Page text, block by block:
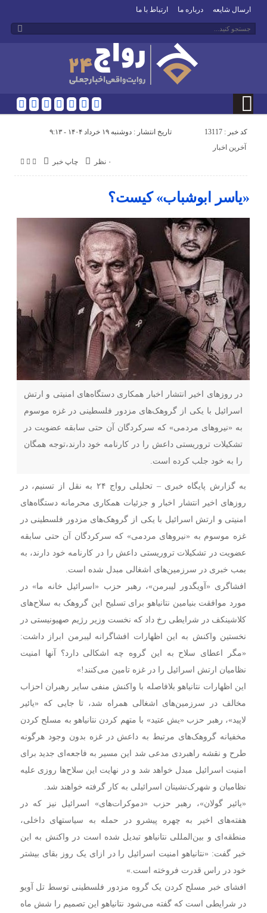
ارسال شایعه درباره ما ارتباط با ما
کد خبر : 13117 تاریخ انتشار : دوشنبه ۱۹ خرداد ۱۴۰۴ - ۹:۱۳
چاپ خبر ۰ نظر
آخرین اخبار
«یاسر ابوشباب» کیست؟
در روزهای اخیر انتشار اخبار همکاری دستگاه‌های امنیتی و ارتش
اسرائیل با یکی از گروهک‌های مزدور فلسطینی در غزه موسوم
به «نیروهای مردمی» که سرکردگان آن حتی سابقه عضویت در
تشکیلات تروریستی داعش را در کارنامه خود دارند،توجه همگان
را به خود جلب کرده است.
به گزارش پایگاه خبری – تحلیلی رواج ۲۴ به نقل از تسنیم، در
روزهای اخیر انتشار اخبار و جزئیات همکاری محرمانه دستگاه‌های
امنیتی و ارتش اسرائیل با یکی از گروهک‌های مزدور فلسطینی در
غزه موسوم به «نیروهای مردمی» که سرکردگان آن حتی سابقه
عضویت در تشکیلات تروریستی داعش را در کارنامه خود دارند، به
بمب خبری در سرزمین‌های اشغالی مبدل شده است.
افشاگری «آویگدور لیبرمن»، رهبر حزب «اسرائیل خانه ما» در
مورد موافقت بنیامین نتانیاهو برای تسلیح این گروهک به سلاح‌های
کلاشینکف در شرایطی رخ داد که نخست وزیر رژیم صهیونیستی در
نخستین واکنش به این اظهارات افشاگرانه لیبرمن ابراز داشت:
«مگر اعطای سلاح به این گروه چه اشکالی دارد؟ آنها امنیت
نظامیان ارتش اسرائیل را در غزه تامین می‌کنند!»
این اظهارات نتانیاهو بلافاصله با واکنش منفی سایر رهبران احزاب
مخالف در سرزمین‌های اشغالی همراه شد، تا جایی که «یائیر
لاپید»، رهبر حزب «یش عتید» با متهم کردن نتانیاهو به مسلح کردن
مخفیانه گروهک‌های مرتبط به داعش در غزه بدون وجود هرگونه
طرح و نقشه راهبردی مدعی شد این مسیر به فاجعه‌ای جدید برای
امنیت اسرائیل مبدل خواهد شد و در نهایت این سلاح‌ها روزی علیه
نظامیان و شهرک‌نشینان اسرائیلی به کار گرفته خواهند شد.
«یائیر گولان»، رهبر حزب «دموکرات‌های» اسرائیل نیز که در
هفته‌های اخیر به چهره پیشرو در حمله به سیاستهای داخلی،
منطقه‌ای و بین‌المللی نتانیاهو تبدیل شده است در واکنش به این
خبر گفت: «نتانیاهو امنیت اسرائیل را در ازای یک روز بقای بیشتر
خود در راس قدرت فروخته است.»
افشای خبر مسلح کردن یک گروه مزدور فلسطینی توسط تل آویو
در شرایطی است که گفته می‌شود نتانیاهو این تصمیم را شش ماه